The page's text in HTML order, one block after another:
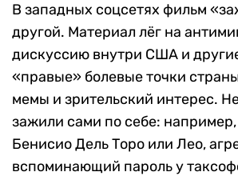
В западных соцсетях фильм
другой. Материал лёг на
дискуссию внутри США и
«правые» болевые точки
мемы и зрительский интерес.
зажили сами по себе:
Бенисио Дель Торо или Лео,
вспоминающий пароль у